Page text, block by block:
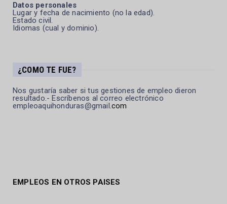
Datos personales
Lugar y fecha de nacimiento (no la edad).
Estado civil.
Idiomas (cual y dominio).
¿COMO TE FUE?
Nos gustaría saber si tus gestiones de empleo dieron
resultado.- Escríbenos al correo electrónico
empleoaquihonduras@gmail .com
EMPLEOS EN OTROS PAISES